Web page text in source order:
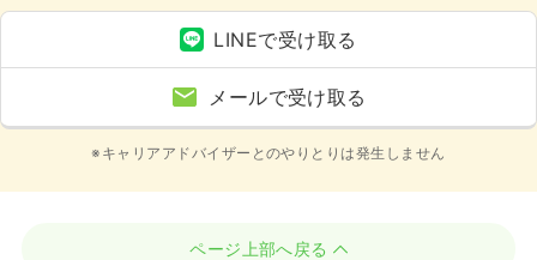
LINEで受け取る
メールで受け取る
※キャリアアドバイザーとのやりとりは発生しません
ページ上部へ戻る